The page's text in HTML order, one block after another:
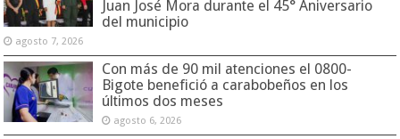
Juan José Mora durante el 45° Aniversario
del municipio
agosto 7, 2026
Con más de 90 mil atenciones el 0800-
Bigote benefició a carabobeños en los
últimos dos meses
agosto 6, 2026